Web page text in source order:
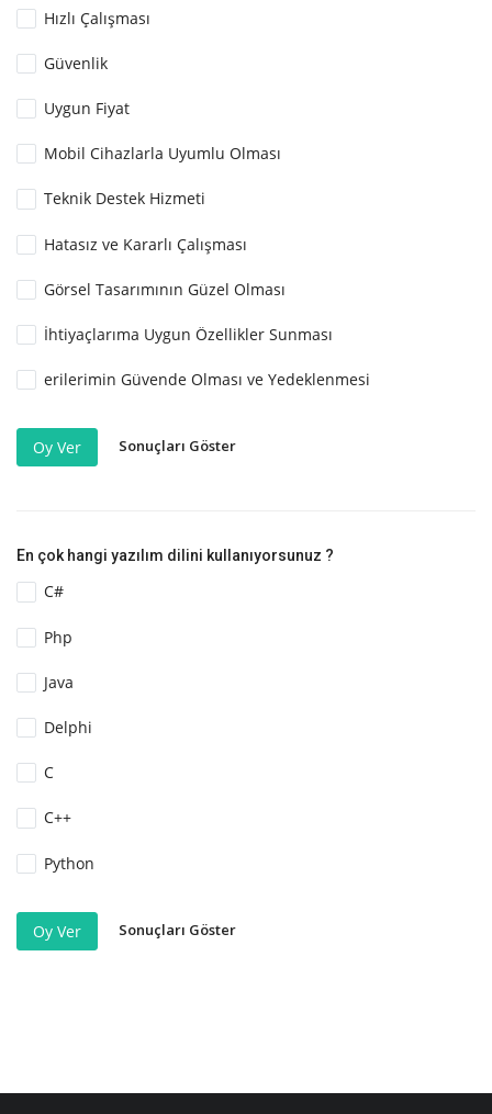
Hızlı Çalışması
Güvenlik
Uygun Fiyat
Mobil Cihazlarla Uyumlu Olması
Teknik Destek Hizmeti
Hatasız ve Kararlı Çalışması
Görsel Tasarımının Güzel Olması
İhtiyaçlarıma Uygun Özellikler Sunması
erilerimin Güvende Olması ve Yedeklenmesi
Oy Ver Sonuçları Göster
En çok hangi yazılım dilini kullanıyorsunuz ?
C#
Php
Java
Delphi
C
C++
Python
Oy Ver Sonuçları Göster